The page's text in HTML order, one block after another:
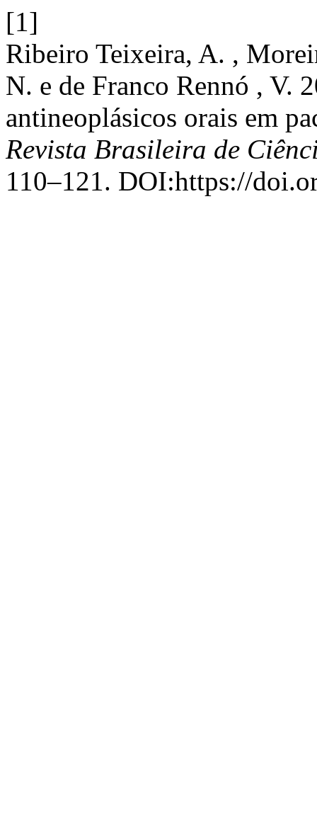
[1]
Ribeiro Teixeira, A. ,
N. e de Franco Rennó , V.
antineoplásicos orais em
Revista Brasileira de
110–121. DOI:https://